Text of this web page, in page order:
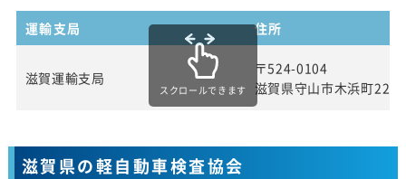
運輸支局 住所
滋賀運輸支局
〒524-0104
滋賀県守山市木浜町
スクロールできます
滋賀県の軽自動車検査協会